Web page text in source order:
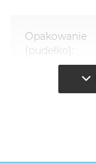
Opakowanie
(pudełko):